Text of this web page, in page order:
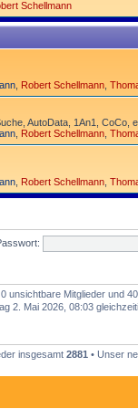
Schellmann
Robert Schellmann
AutoData, 1An1, CoCo,
Robert Schellmann
Robert Schellmann
unsichtbare Mitglieder und
2. Mai 2026, 08:03
insgesamt 2881 • Unser